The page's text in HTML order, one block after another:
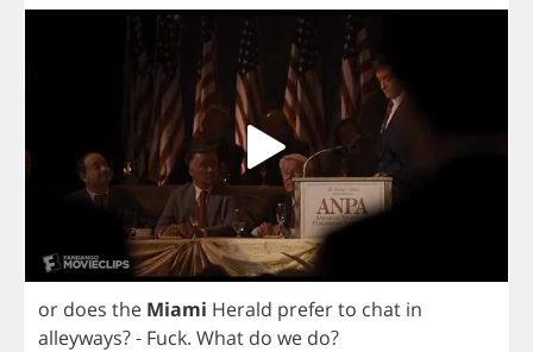
or does the Miami Herald preferto chat in
alleyways? - Fuck. What do we do?